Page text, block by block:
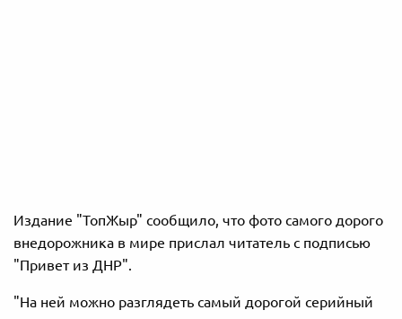
Издание "ТопЖыр" сообщило, что фото самого дорого
внедорожника в мире прислал читатель с подписью
"Привет из ДНР".
"На ней можно разглядеть самый дорогой серийный